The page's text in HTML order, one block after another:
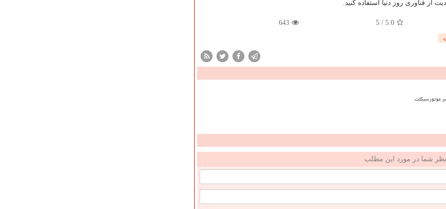
از فناوری روز دنیا استفاده کنید.
5.0
/
5
643
موتورسیکلت
نظر شما در مورد این مطلب